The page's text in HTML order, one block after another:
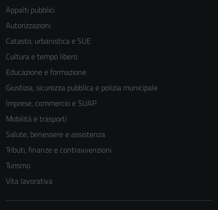
Appalti pubblici
Autorizzazioni
Catasto, urbanistica e SUE
Cultura e tempo libero
Educazione e formazione
Giustizia, sicurezza pubblica e polizia municipale
Imprese, commercio e SUAP
Mobilità e trasporti
Salute, benessere e assistenza
Tributi, finanze e contravvenzioni
Turismo
Vita lavorativa